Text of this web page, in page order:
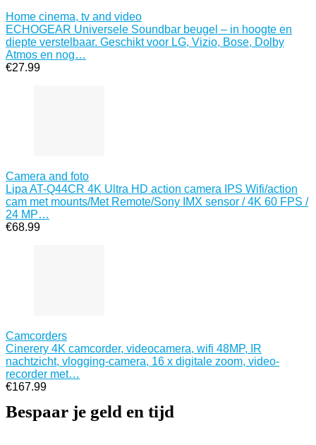
Home cinema, tv and video
ECHOGEAR Universele Soundbar beugel – in hoogte en
diepte verstelbaar. Geschikt voor LG, Vizio, Bose, Dolby
Atmos en nog…
€27.99
Camera and foto
Lipa AT-Q44CR 4K Ultra HD action camera IPS Wifi/action
cam met mounts/Met Remote/Sony IMX sensor / 4K 60 FPS /
24 MP…
€68.99
Camcorders
Cinerery 4K camcorder, videocamera, wifi 48MP, IR
nachtzicht, vlogging-camera, 16 x digitale zoom, video-
recorder met…
€167.99
Bespaar je geld en tijd